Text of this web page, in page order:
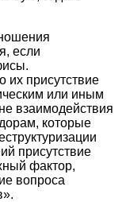
если
их присутствие
или иным
взаимодействия
которые
присутствие
фактор,
вопроса